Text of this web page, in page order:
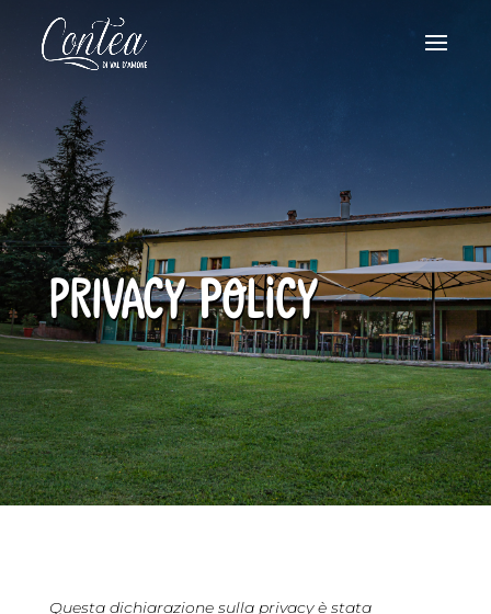
Privacy policy
Questa dichiarazione sulla privacy è stata